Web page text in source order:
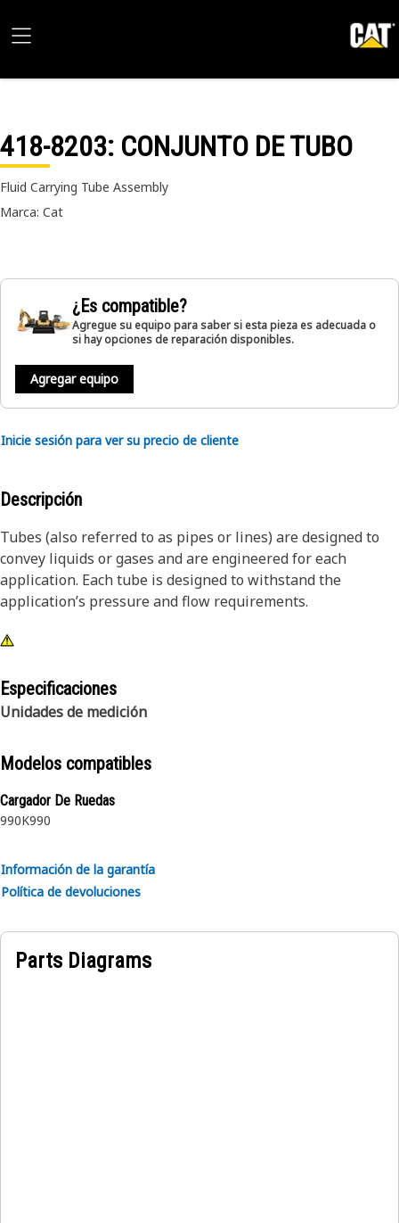
418-8203: CONJUNTO DE TUBO
Fluid Carrying Tube Assembly
Marca: Cat
¿Es compatible?
Agregue su equipo para saber si esta pieza es adecuada o
si hay opciones de reparación disponibles.
Agregar equipo
Inicie sesión para ver su precio de cliente
Descripción
Tubes (also referred to as pipes or lines) are designed to
convey liquids or gases and are engineered for each
application. Each tube is designed to withstand the
application’s pressure and flow requirements.
Especificaciones
Unidades de medición
Modelos compatibles
Cargador De Ruedas
990K990
Información de la garantía
Política de devoluciones
Parts Diagrams